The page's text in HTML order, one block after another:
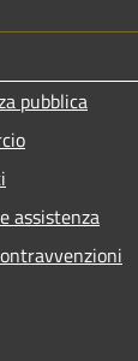
pubblica
assistenza